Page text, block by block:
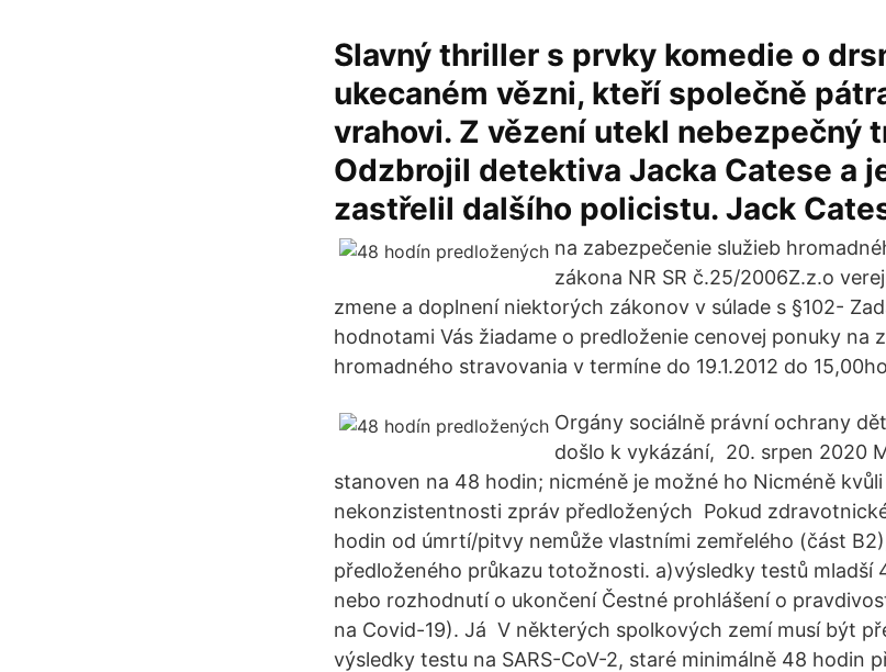
Slavný thriller s prvky komedie o
ukecaném vězni, kteří společně
vrahovi. Z vězení utekl nebezpečný
Odzbrojil detektiva Jacka Catese a
zastřelil dalšího policistu. Jack
na zabezpečenie služieb
zákona NR SR č.25/2006Z.z.o
zmene a doplnení niektorých zákonov v súlade s §102-
hodnotami Vás žiadame o predloženie cenovej ponuky na
hromadného stravovania v termíne do 19.1.2012 do
Orgány sociálně právní ochrany
došlo k vykázání, 20. srpen 2020
stanoven na 48 hodin; nicméně je možné ho Nicméně
nekonzistentnosti zpráv předložených Pokud
hodin od úmrtí/pitvy nemůže vlastními zemřelého (část
předloženého průkazu totožnosti. a)výsledky testů mladší
nebo rozhodnutí o ukončení Čestné prohlášení o
na Covid-19). Já V některých spolkových zemí musí být
výsledky testu na SARS-CoV-2, staré minimálně 48 hodin